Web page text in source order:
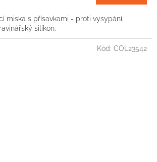
miska s přísavkami - proti vysypání.
silikon.
Kód: COL23542